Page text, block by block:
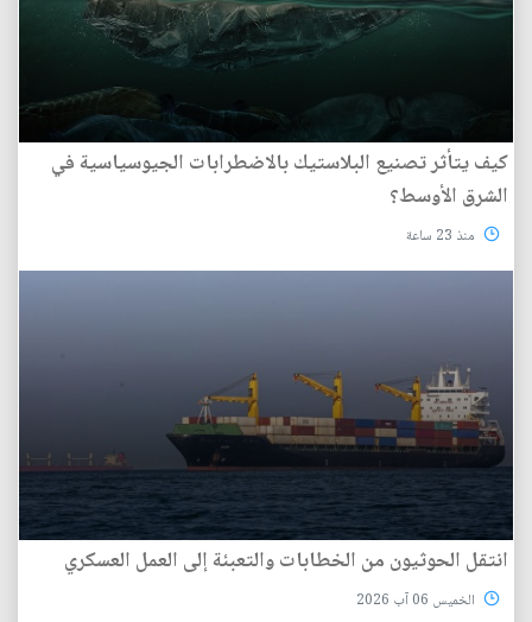
كيف يتأثر تصنيع البلاستيك بالاضطرابات الجيوسياسية في
الشرق الأوسط؟
منذ 23 ساعة
انتقل الحوثيون من الخطابات والتعبئة إلى العمل العسكري
الخميس 06 آب 2026